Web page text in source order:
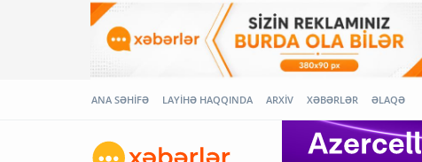
ANA SƏHİFƏ LAYİHƏ HAQQINDA ARXİV XƏBƏRLƏR ƏLAQƏ